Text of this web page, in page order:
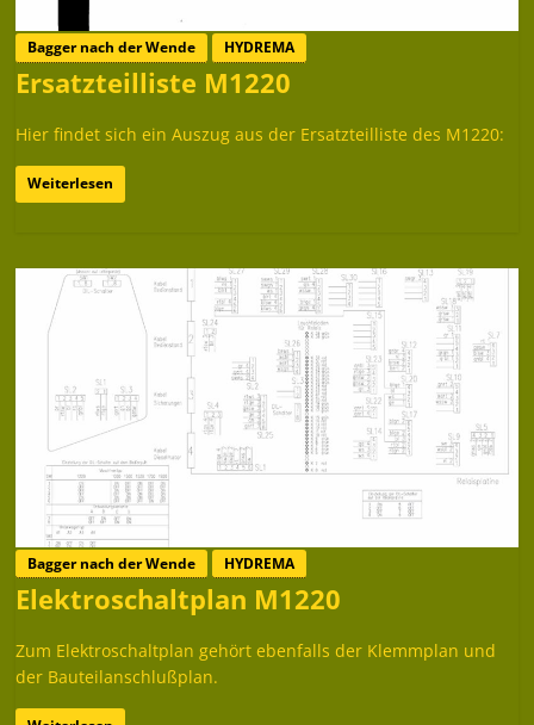
Bagger nach der Wende HYDREMA
Ersatzteilliste M1220
Hier findet sich ein Auszug aus der Ersatzteilliste des M1220:
Weiterlesen
Bagger nach der Wende HYDREMA
Elektroschaltplan M1220
Zum Elektroschaltplan gehört ebenfalls der Klemmplan und
der Bauteilanschlußplan.